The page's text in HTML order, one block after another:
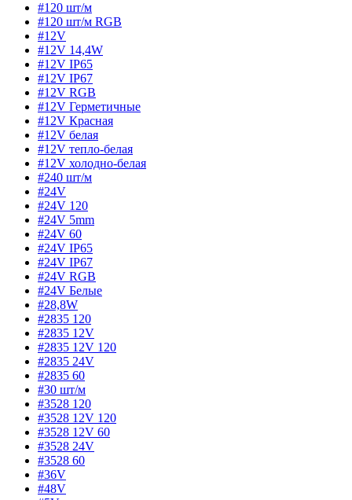
#120 шт/м
#120 шт/м RGB
#12V
#12V 14,4W
#12V IP65
#12V IP67
#12V RGB
#12V Герметичные
#12V Красная
#12V белая
#12V тепло-белая
#12V холодно-белая
#240 шт/м
#24V
#24V 120
#24V 5mm
#24V 60
#24V IP65
#24V IP67
#24V RGB
#24V Белые
#28,8W
#2835 120
#2835 12V
#2835 12V 120
#2835 24V
#2835 60
#30 шт/м
#3528 120
#3528 12V 120
#3528 12V 60
#3528 24V
#3528 60
#36V
#48V